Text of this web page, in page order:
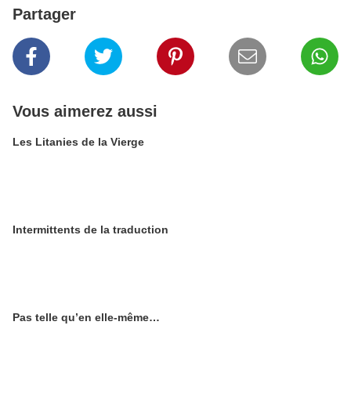
Partager
Vous aimerez aussi
Les Litanies de la Vierge
Intermittents de la traduction
Pas telle qu’en elle-même…